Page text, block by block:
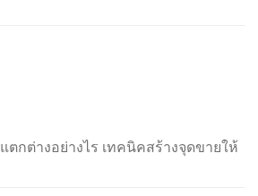
ตกต่างอย่างไร เทคนิคสร้างจุดขายให้